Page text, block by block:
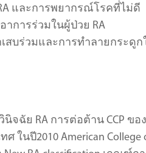
และการพยากรณ์โรคที่ไม่ดี
อาการร่วมในผู้ป่วย RA
สบร่วมและการทำลายกระดูก
จฉัย RA การต่อต้าน CCP ข
นปี2010 American College